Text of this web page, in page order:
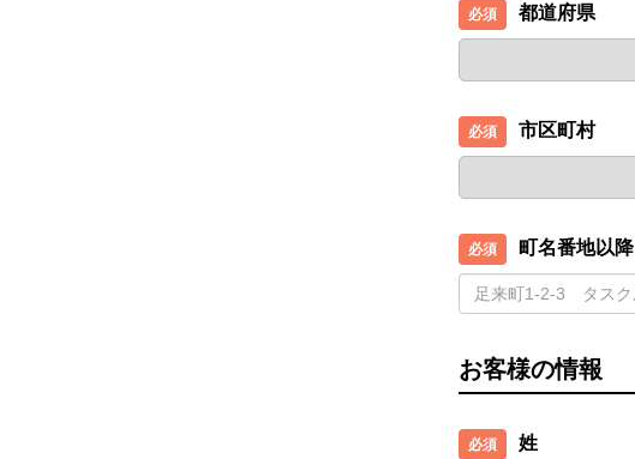
都道府県
市区町村
町名番地以降
お客様の情報
姓